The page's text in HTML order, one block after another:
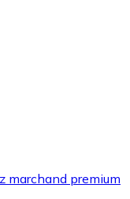
marchand premium